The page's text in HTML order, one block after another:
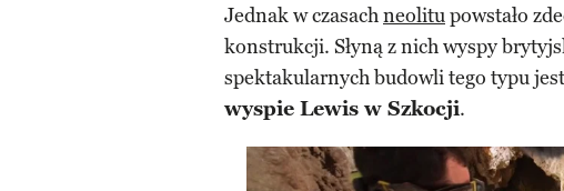
Jednak w czasachneolitupowstało
konstrukcji. Słyną z nich wyspy
spektakularnych budowli tego typu
wyspie Lewis w Szkocji.